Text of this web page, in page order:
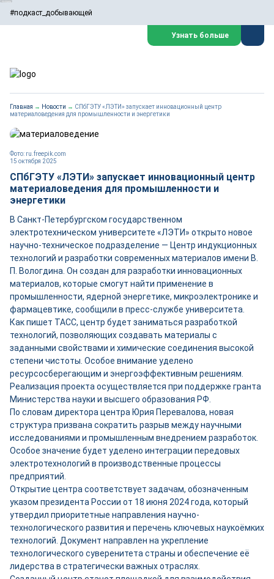
#подкаст_добывающей
Узнать больше
Главная → Новости → СПбГЭТУ «ЛЭТИ» запускает инновационный центр
материаловедения для промышленности и энергетики
15 октября 2025
Фото: ru.freepik.com
СПбГЭТУ «ЛЭТИ» запускает инновационный центр
материаловедения для промышленности и
энергетики
В Санкт-Петербургском государственном
электротехническом университете «ЛЭТИ» открыто новое
научно-техническое подразделение — Центр индукционных
технологий и разработки современных материалов имени В.
П. Вологдина. Он создан для разработки инновационных
материалов, которые смогут найти применение в
промышленности, ядерной энергетике, микроэлектронике и
фармацевтике, сообщили в пресс-службе университета.
Как пишет ТАСС, центр будет заниматься разработкой
технологий, позволяющих создавать материалы с
заданными свойствами и химические соединения высокой
степени чистоты. Особое внимание уделено
ресурсосберегающим и энергоэффективным решениям.
Реализация проекта осуществляется при поддержке гранта
Министерства науки и высшего образования РФ.
По словам директора центра Юрия Перевалова, новая
структура призвана сократить разрыв между научными
исследованиями и промышленным внедрением разработок.
Особое значение будет уделено интеграции передовых
электротехнологий в производственные процессы
предприятий.
Открытие центра соответствует задачам, обозначенным
указом президента России от 18 июня 2024 года, который
утвердил приоритетные направления научно-
технологического развития и перечень ключевых наукоёмких
технологий. Документ направлен на укрепление
технологического суверенитета страны и обеспечение её
лидерства в стратегически важных отраслях.